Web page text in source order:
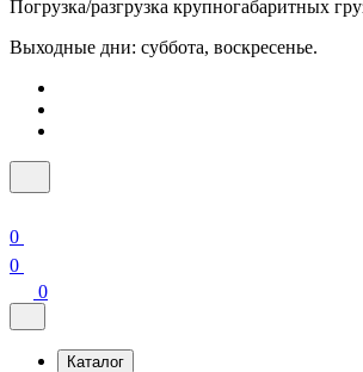
Погрузка/разгрузка крупногабаритных
Выходные дни: суббота, воскресенье.
0
0
0
Каталог